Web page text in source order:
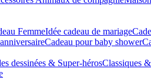
FemmeIdée cadeau de mariage​
Cadeau pour baby shower
dessinées & Super-hérosClassiques